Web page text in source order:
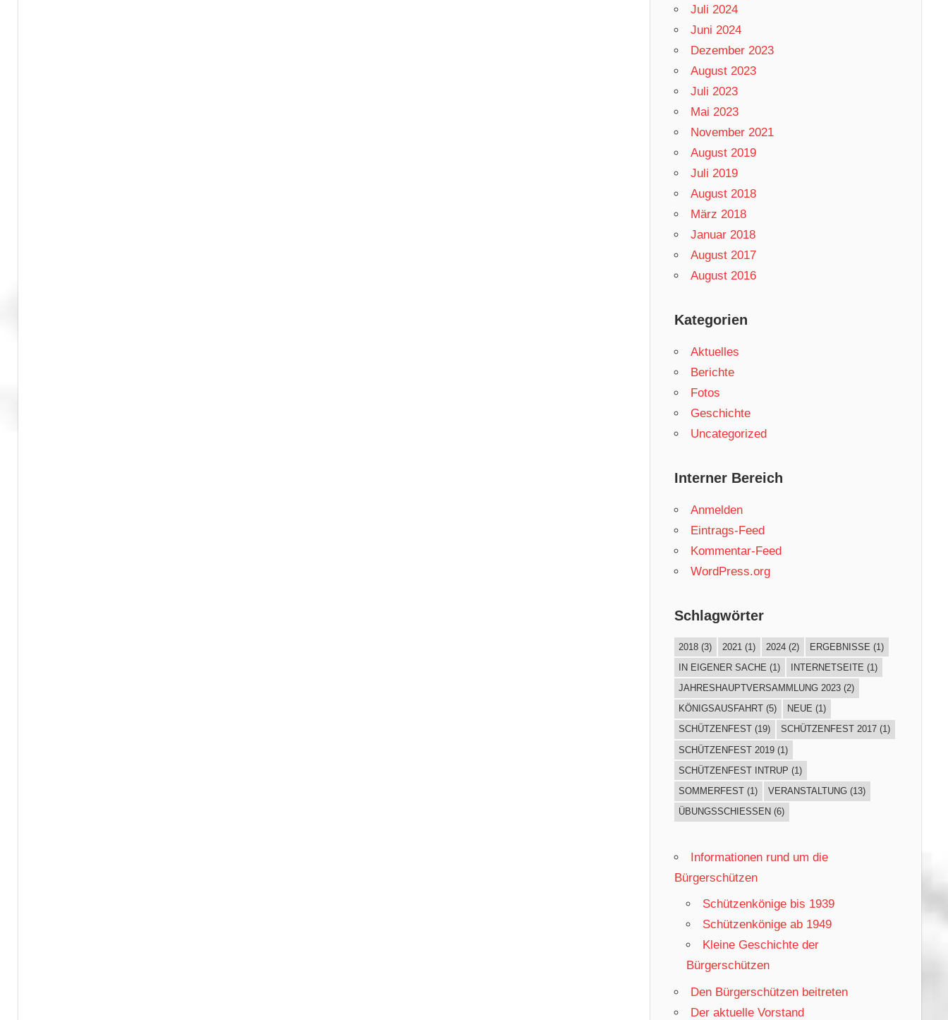
Juli 2024
Juni 2024
Dezember 2023
August 2023
Juli 2023
Mai 2023
November 2021
August 2019
Juli 2019
August 2018
März 2018
Januar 2018
August 2017
August 2016
Kategorien
Aktuelles
Berichte
Fotos
Geschichte
Uncategorized
Interner Bereich
Anmelden
Eintrags-Feed
Kommentar-Feed
WordPress.org
Schlagwörter
2018 (3) 2021 (1) 2024 (2) ERGEBNISSE (1)
IN EIGENER SACHE (1) INTERNETSEITE (1)
JAHRESHAUPTVERSAMMLUNG 2023 (2)
KÖNIGSAUSFAHRT (5) NEUE (1)
SCHÜTZENFEST (19) SCHÜTZENFEST 2017 (1)
SCHÜTZENFEST 2019 (1)
SCHÜTZENFEST INTRUP (1)
SOMMERFEST (1) VERANSTALTUNG (13)
ÜBUNGSSCHIESSEN
(6)
Informationen rund um die
Bürgerschützen
Schützenkönige bis 1939
Schützenkönige ab 1949
Kleine Geschichte der
Bürgerschützen
Den Bürgerschützen beitreten
Der aktuelle Vorstand